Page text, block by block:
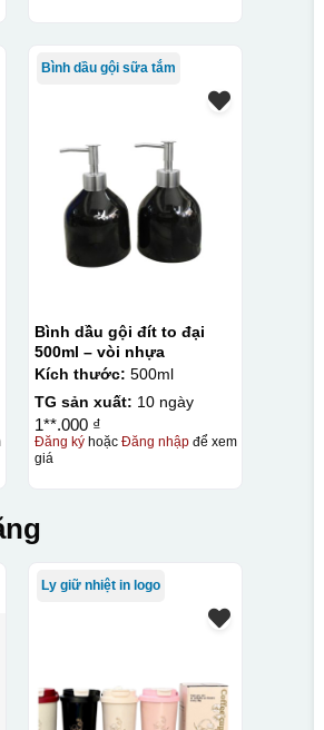
Bình dầu gội sữa tắm
Bình dầu gội đít to đại
500ml – vòi nhựa
Kích thước: 500ml
TG sản xuất: 10 ngày
1**.000 ₫
Đăng ký hoặcĐăng nhập để xem
giá
Ly giữ nhiệt in logo